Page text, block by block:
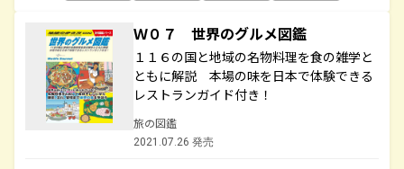
Ｗ０７ 世界のグルメ図鑑
１１６の国と地域の名物料理を食の雑学と
ともに解説 本場の味を日本で体験できる
レストランガイド付き！
旅の図鑑
2021.07.26 発売